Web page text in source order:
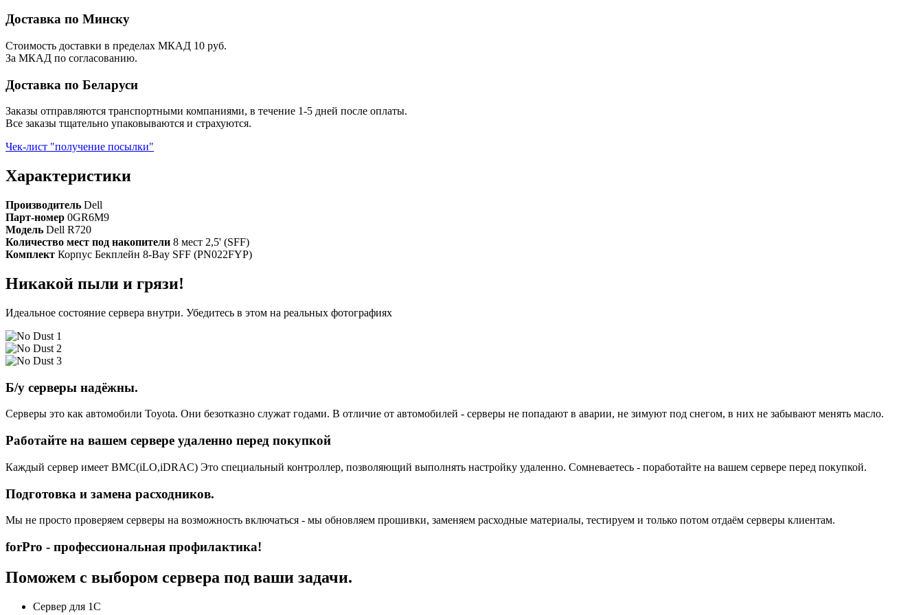
Доставка по Минску
Стоимость доставки в пределах МКАД 10 руб.
За МКАД по согласованию.
Доставка по Беларуси
Заказы отправляются транспортными компаниями, в течение 1-5 дней после оплаты.
Все заказы тщательно упаковываются и страхуются.
Чек-лист "получение посылки"
Характеристики
Производитель Dell
Парт-номер 0GR6M9
Модель Dell R720
Количество мест под накопители 8 мест 2,5' (SFF)
Комплект Корпус Бекплейн 8-Bay SFF (PN022FYP)
Никакой пыли и грязи!
Идеальное состояние сервера внутри. Убедитесь в этом на реальных фотографиях
Б/у серверы надёжны.
Серверы это как автомобили Toyota. Они безотказно служат годами. В отличие от автомобилей - серверы не попадают в аварии, не зимуют под снегом, в них не забывают менять масло.
Работайте на вашем сервере удаленно перед покупкой
Каждый сервер имеет BMC(iLO,iDRAC) Это специальный контроллер, позволяющий выполнять настройку удаленно. Сомневаетесь - поработайте на вашем сервере перед покупкой.
Подготовка и замена расходников.
Мы не просто проверяем серверы на возможность включаться - мы обновляем прошивки, заменяем расходные материалы, тестируем и только потом отдаём серверы клиентам.
forPro - профессиональная профилактика!
Поможем с выбором сервера под ваши задачи.
Сервер для 1С